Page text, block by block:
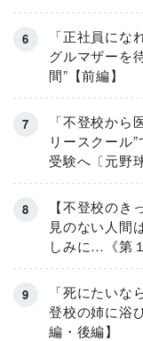
「正社員に
グルマザーを
間”【前編】
「不登校から
リースクール
受験へ〔元野
【不登校の
見のない人間
しみに…《第
「死にたいな
登校の姉に浴
編・後編】